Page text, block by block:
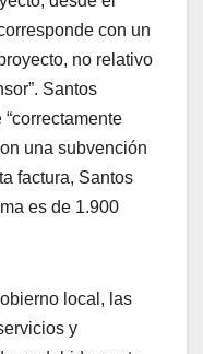
con un
no relativo
Santos
una subvención
factura, Santos
es de 1.900
local, las
y